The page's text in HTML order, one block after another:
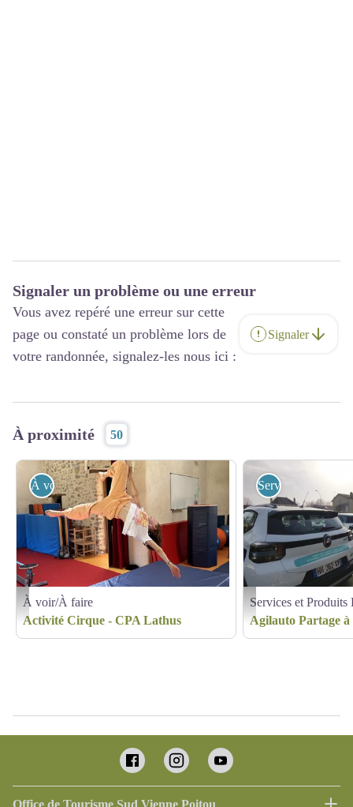
Signaler un problème ou une erreur
Vous avez repéré une erreur sur cette
page ou constaté un problème lors de
votre randonnée, signalez-les nous ici :
Signaler
À proximité 50
Cirque au CPA Lathus - CPA Lathus
À voir/À faire
À voir/À faire
Activité Cirque - CPA Lathus
Agilauto Partage à L'Isle-
Services et
Services et Produits
Agilauto Partage
Office de Tourisme Sud Vienne Poitou